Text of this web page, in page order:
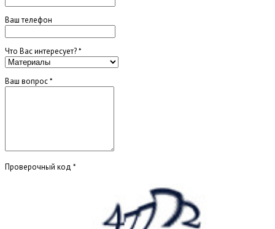
Ваш телефон
Что Вас интересует?*
Ваш вопрос*
Проверочный код *